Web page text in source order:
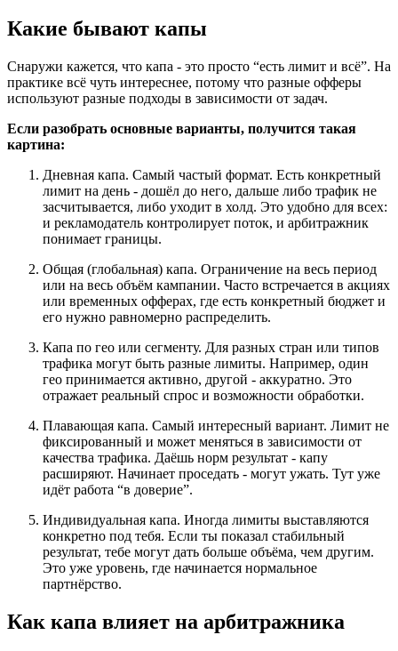
Какие бывают капы
Снаружи кажется, что капа - это просто “есть лимит и всё”. На
практике всё чуть интереснее, потому что разные офферы
используют разные подходы в зависимости от задач.
Если разобрать основные варианты, получится такая
картина:
Дневная капа. Самый частый формат. Есть конкретный
лимит на день - дошёл до него, дальше либо трафик не
засчитывается, либо уходит в холд. Это удобно для всех:
и рекламодатель контролирует поток, и арбитражник
понимает границы.
Общая (глобальная) капа. Ограничение на весь период
или на весь объём кампании. Часто встречается в акциях
или временных офферах, где есть конкретный бюджет и
его нужно равномерно распределить.
Капа по гео или сегменту. Для разных стран или типов
трафика могут быть разные лимиты. Например, один
гео принимается активно, другой - аккуратно. Это
отражает реальный спрос и возможности обработки.
Плавающая капа. Самый интересный вариант. Лимит не
фиксированный и может меняться в зависимости от
качества трафика. Даёшь норм результат - капу
расширяют. Начинает проседать - могут ужать. Тут уже
идёт работа “в доверие”.
Индивидуальная капа. Иногда лимиты выставляются
конкретно под тебя. Если ты показал стабильный
результат, тебе могут дать больше объёма, чем другим.
Это уже уровень, где начинается нормальное
партнёрство.
Как капа влияет на арбитражника